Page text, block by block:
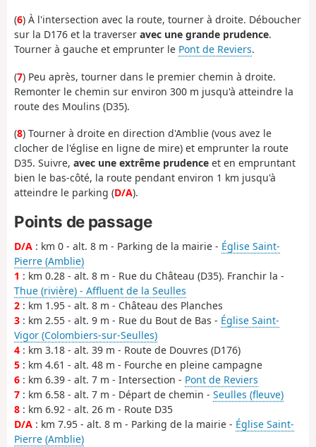
(6) À l'intersection avec la route, tourner à droite. Déboucher
sur la D176 et la traverser avec une grande prudence.
Tourner à gauche et emprunter le Pont de Reviers.
(7) Peu après, tourner dans le premier chemin à droite.
Remonter le chemin sur environ 300 m jusqu'à atteindre la
route des Moulins (D35).
(8) Tourner à droite en direction d'Amblie (vous avez le
clocher de l'église en ligne de mire) et emprunter la route
D35. Suivre, avec une extrême prudence et en empruntant
bien le bas-côté, la route pendant environ 1 km jusqu'à
atteindre le parking (D/A).
Points de passage
D/A : km 0 - alt. 8 m - Parking de la mairie - Église Saint-
Pierre (Amblie)
1 : km 0.28 - alt. 8 m - Rue du Château (D35). Franchir la -
Thue (rivière) - Affluent de la Seulles
2 : km 1.95 - alt. 8 m - Château des Planches
3 : km 2.55 - alt. 9 m - Rue du Bout de Bas - Église Saint-
Vigor (Colombiers-sur-Seulles)
4 : km 3.18 - alt. 39 m - Route de Douvres (D176)
5 : km 4.61 - alt. 48 m - Fourche en pleine campagne
6 : km 6.39 - alt. 7 m - Intersection - Pont de Reviers
7 : km 6.58 - alt. 7 m - Départ de chemin - Seulles (fleuve)
8 : km 6.92 - alt. 26 m - Route D35
D/A : km 7.95 - alt. 8 m - Parking de la mairie - Église Saint-
Pierre (Amblie)